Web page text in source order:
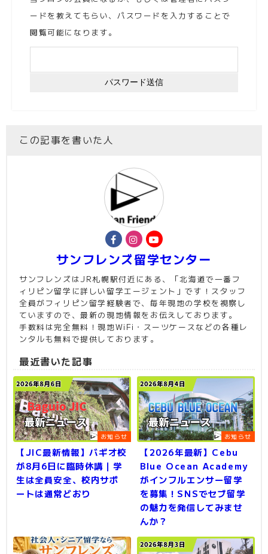
ードを教えてもらい、パスワードを入力することで
閲覧可能になります。
この記事を書いた人
サンフレンズ留学センター
サンフレンズはJR札幌駅付近にある、「北海道で一番フ
ィリピン留学に詳しい留学エージェント」です！スタッフ
全員がフィリピン留学経験者で、毎年現地の学校を視察し
ていますので、最新の現地情報をお伝えしております。
手数料は完全無料！現地WiFi・スーツケースなどの各種レ
ンタルも無料で提供しております。
最近書いた記事
お知らせ
【JIC最新情報】バギオ校
が8月6日に臨時休講｜学
生は全員安全、校内サポ
ートは通常どおり
お知らせ
【2026年最新】Cebu
Blue Ocean Academy
がインフルエンサー留学
を募集！SNSでセブ留学
の魅力を発信してみませ
んか？